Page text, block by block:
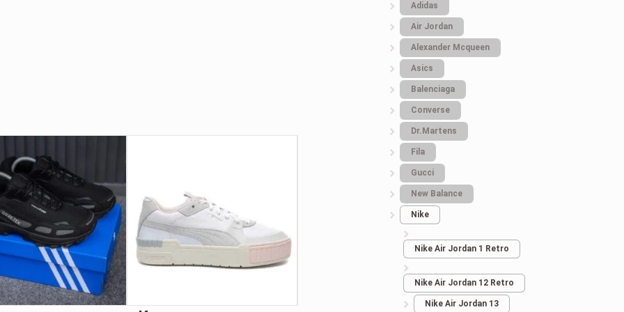
3.439
Adidas
Air Jordan
Alexander Mcqueen
Asics
Balenciaga
Converse
Dr.Martens
Fila
Gucci
New Balance
Nike
Nike Air Jordan 1 Retro
Nike Air Jordan 12 Retro
Nike Air Jordan 13